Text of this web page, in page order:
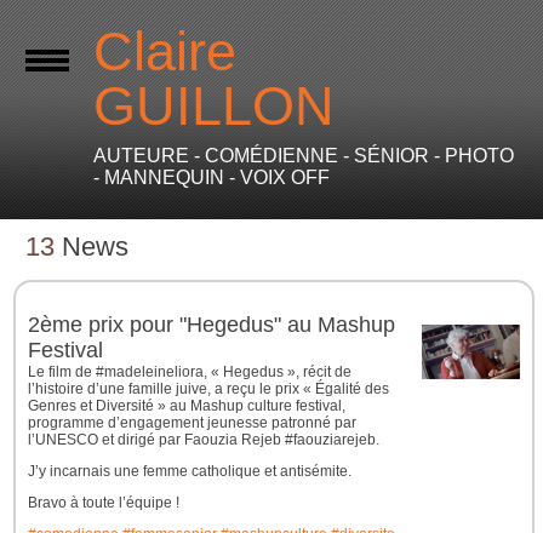
Claire
GUILLON
AUTEURE - COMÉDIENNE - SÉNIOR - PHOTO
- MANNEQUIN - VOIX OFF
13 News
2ème prix pour "Hegedus" au Mashup
Festival
Le film de #madeleineliora, « Hegedus », récit de
l’histoire d’une famille juive, a reçu le prix « Égalité des
Genres et Diversité » au Mashup culture festival,
programme d’engagement jeunesse patronné par
l’UNESCO et dirigé par Faouzia Rejeb #faouziarejeb.
J’y incarnais une femme catholique et antisémite.
Bravo à toute l’équipe !